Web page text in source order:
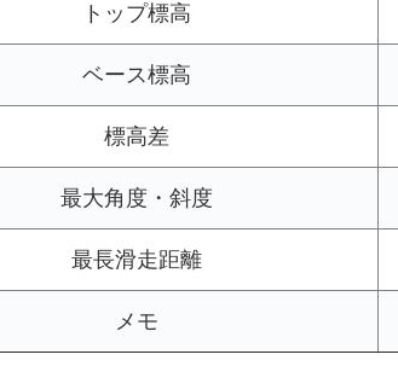
トップ標高
ベース標高
標高差
最大角度・斜度
最長滑走距離
メモ